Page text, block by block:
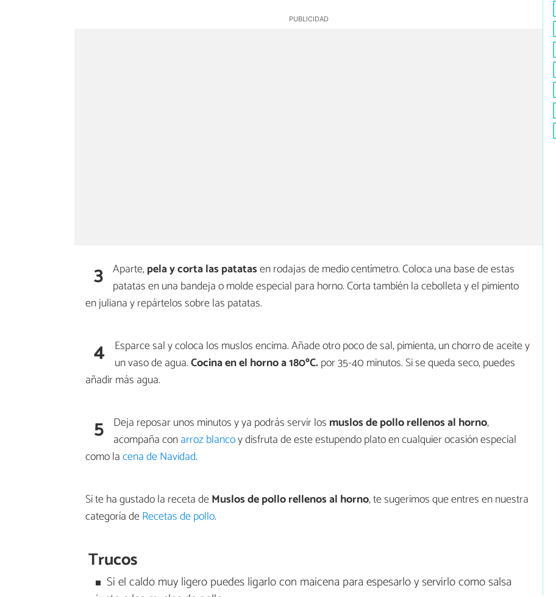
3 Aparte,pela y corta las patatasen rodajas de medio centímetro. Coloca una base de estas
patatas en una bandeja o molde especial para horno. Corta también la cebolleta y el pimiento
en juliana y repártelos sobre las patatas.
4 Esparce sal y coloca los muslos encima. Añade otro poco de sal, pimienta, un chorro de aceite y
un vaso de agua.Cocina en el horno a 180ºC.por 35-40 minutos. Si se queda seco, puedes
añadir más agua.
5 Deja reposar unos minutos y ya podrás servir los muslos de pollo rellenos al horno,
acompaña conarroz blancoy disfruta de este estupendo plato en cualquier ocasión especial
como lacena de Navidad.
Si te ha gustado la receta deMuslos de pollo rellenos al horno, te sugerimos que entres en nuestra
categoría deRecetas de pollo.
Trucos
Si el caldo muy ligero puedes ligarlo con maicena para espesarlo y servirlo como salsa